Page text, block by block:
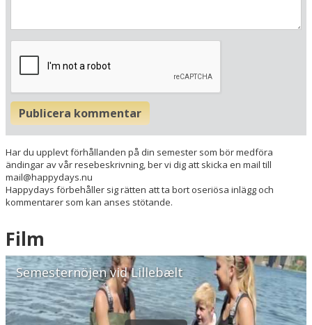
Radie runt hotellet:
Hitta vägen till hotellet
CABINN Vejle
Dæmningen 6
7100 Vejle
Din adress
Hotellets GPS-koordinater
E 009&deg; 31.996'
N 55&deg; 42.307'
Publicera kommentar
Har du upplevt förhållanden på din semester som bör medföra
ändingar av vår resebeskrivning, ber vi dig att skicka en mail till
mail@happydays.nu
Happydays förbehåller sig rätten att ta bort oseriösa inlägg och
kommentarer som kan anses stötande.
Film
Semesternöjen vid Lillebælt